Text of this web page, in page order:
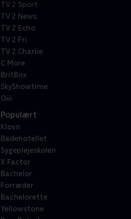
TV 2 Sport
TV 2 News
TV 2 Echo
TV 2 Fri
TV 2 Charlie
C More
BritBox
SkyShowtime
Oiii
Populært
Klovn
Badehotellet
Sygeplejeskolen
X Factor
Bachelor
Forræder
Bachelorette
Yellowstone